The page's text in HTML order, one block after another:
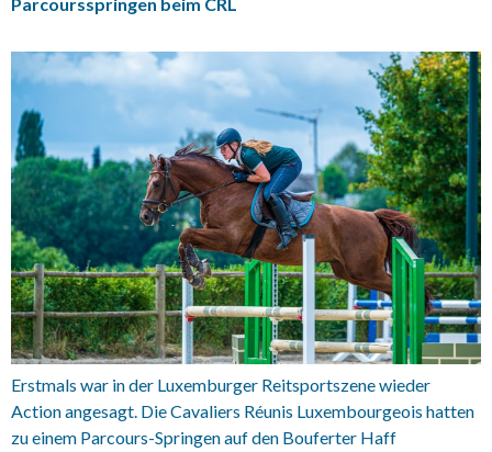
Parcoursspringen beim CRL
Erstmals war in der Luxemburger Reitsportszene wieder
Action angesagt. Die Cavaliers Réunis Luxembourgeois hatten
zu einem Parcours-Springen auf den Bouferter Haff